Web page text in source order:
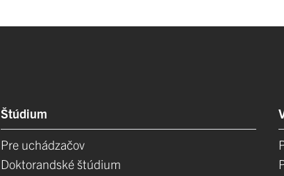
Štúdium
Pre uchádzačov
Doktorandské štúdium